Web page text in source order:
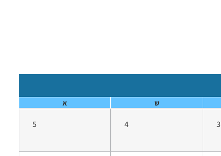
ש א
3
4
5